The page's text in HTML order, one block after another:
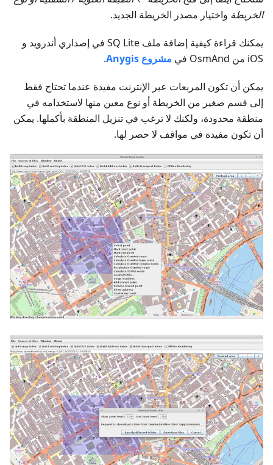
الخريطة واختيار مصدر الخريطة الجديد.
يمكنك قراءة كيفية إضافة ملف SQ Lite في إصداري أندرويد و
iOS من OsmAnd في
مشروع Anygis .
يمكن أن تكون المربعات عبر الإنترنت مفيدة عندما تحتاج فقط
إلى قسم صغير من الخريطة أو نوع معين منها لاستخدامه في
منطقة محدودة، ولكنك لا ترغب في تنزيل المنطقة بأكملها. يمكن
أن تكون مفيدة في مواقف لا حصر لها.